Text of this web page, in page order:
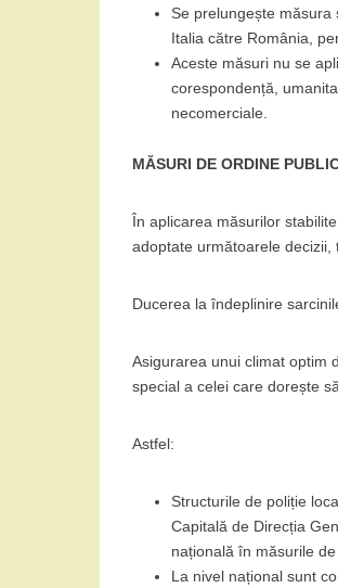
Se prelungește
Italia către România,
Aceste măsuri nu se
corespondență,
necomerciale.
MĂSURI DE ORDINE
În aplicarea măsurilor
adoptate următoarele
Ducerea la îndeplinire
Asigurarea unui climat optim
special a celei care dorește
Astfel:
Structurile de poliție
Capitală de Direcția
națională în măsurile de
La nivel național sunt